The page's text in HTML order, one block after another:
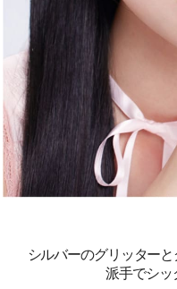
シルバーのグリッター
派手でシッ